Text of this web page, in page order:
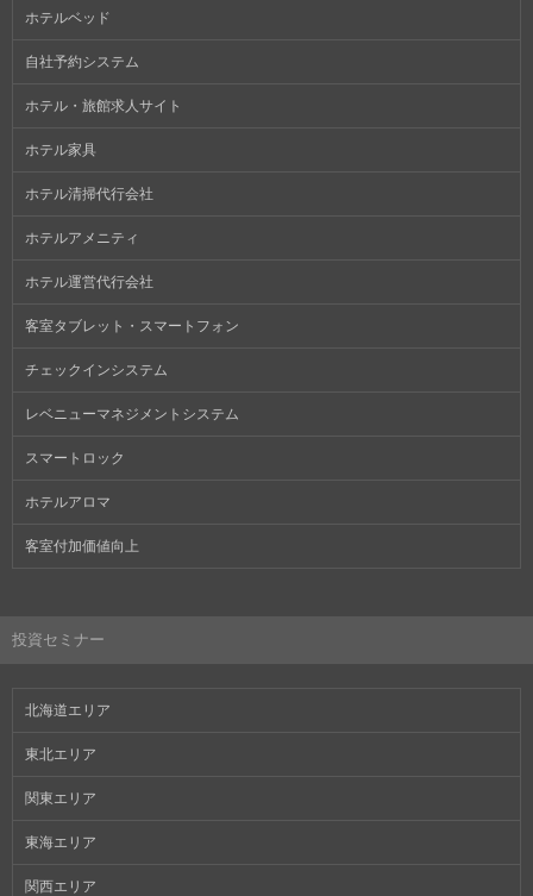
ホテルベッド
自社予約システム
ホテル・旅館求人サイト
ホテル家具
ホテル清掃代行会社
ホテルアメニティ
ホテル運営代行会社
客室タブレット・スマートフォン
チェックインシステム
レベニューマネジメントシステム
スマートロック
ホテルアロマ
客室付加価値向上
投資セミナー
北海道エリア
東北エリア
関東エリア
東海エリア
関西エリア